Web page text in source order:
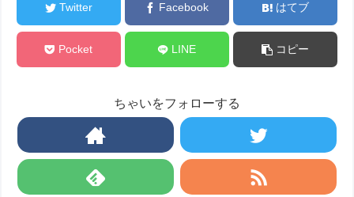
Twitter Facebook はてブ
Pocket LINE コピー
ちゃいをフォローする